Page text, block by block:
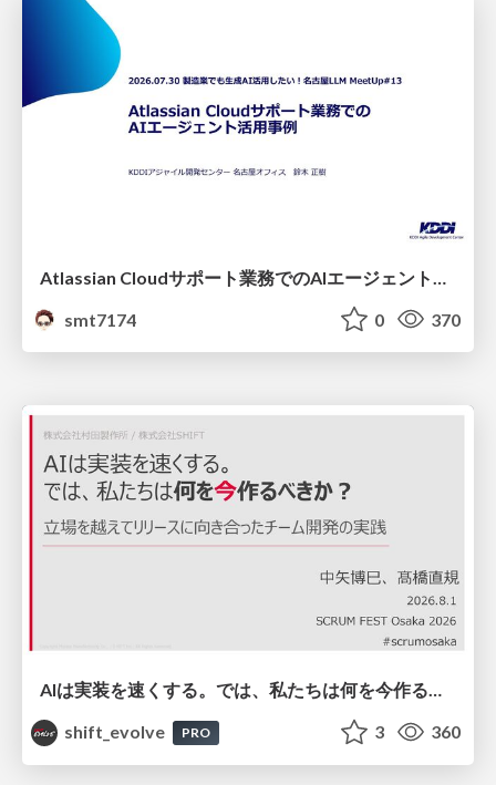
smt7174
0 370
AIは実装を速くする。では、私たちは何を今作るべきか？－立場を越えてリリースに向き合ったチーム開発の実践 / 20260801 Hiromi Nakaya and Naoki Takahashi
shift_evolve
PRO 3 360